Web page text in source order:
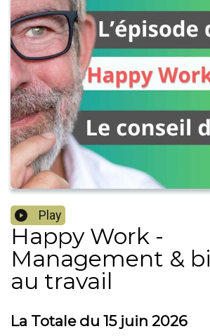
Play
Happy Work -
Management &
au travail
La Totale du 15 juin 2026